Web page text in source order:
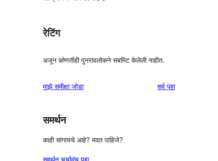
रेटिंग
अजून कोणतीही पुनरावलोकने सबमिट केलेली नाहीत.
माझे समीक्षा जोडा सर्वपुनरावलोकने
पहा
समर्थन
काही सांगायचे आहे? मदत पाहिजे?